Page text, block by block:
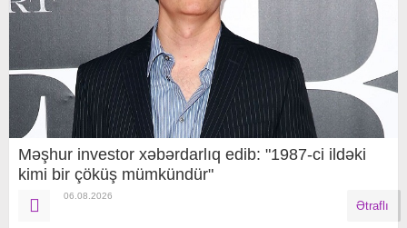
Məşhur investor xəbərdarlıq edib: "1987-ci ildəki
kimi bir çöküş mümkündür"
06.08.2026
Ətraflı